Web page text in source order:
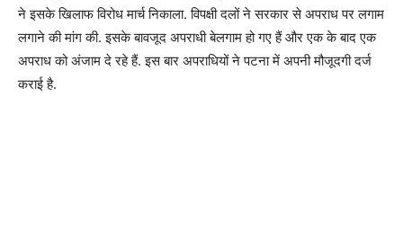
ने इसके खिलाफ विरोध मार्च निकाला. विपक्षी दलों ने सरकार से अपराध पर लगाम
लगाने की मांग की. इसके बावजूद अपराधी बेलगाम हो गए हैं और एक के बाद एक
अपराध को अंजाम दे रहे हैं. इस बार अपराधियों ने पटना में अपनी मौजूदगी दर्ज
कराई है.